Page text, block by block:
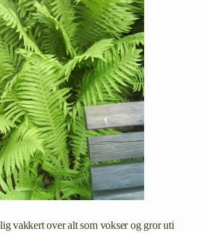
vakkert over alt som vokser og gror uti